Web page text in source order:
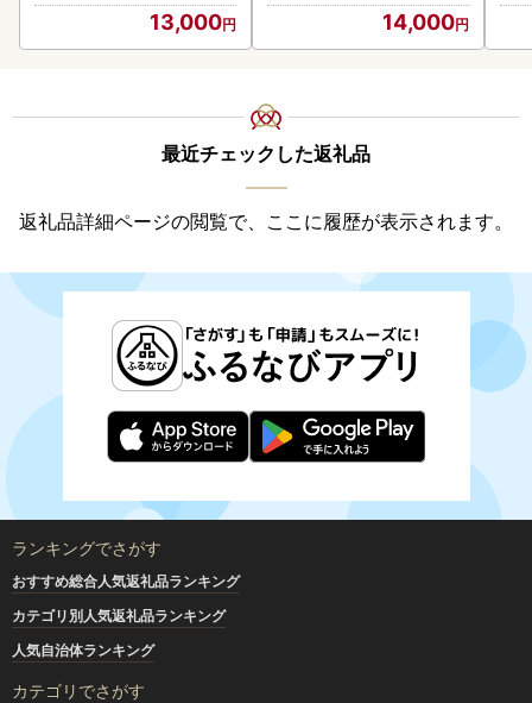
13,000 14,000
最近チェックした返礼品
返礼品詳細ページの閲覧で、ここに履歴が表示されます。
ランキングでさがす
おすすめ総合人気返礼品ランキング
カテゴリ別人気返礼品ランキング
人気自治体ランキング
カテゴリでさがす